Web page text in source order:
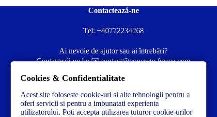
Contactează-ne
Tel: +40772234268
Ai nevoie de ajutor sau ai întrebări?
Contacteză-ne la:✉️contact@concrete-forma.com
Cookies & Confidentialitate
Acest site foloseste cookie-uri si alte tehnologii pentru a
oferi servicii si pentru a imbunatati experienta
utilizatorului. Poti accepta utilizarea tuturor cookie-urilor